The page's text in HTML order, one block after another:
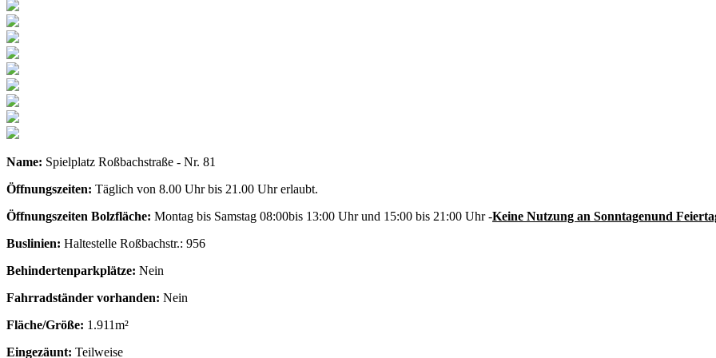
Name: Spielplatz Roßbachstraße - Nr. 81
Öffnungszeiten: Täglich von 8.00 Uhr bis 21.00 Uhr erlaubt.
Öffnungszeiten Bolzfläche: Montag bis Samstag 08:00bis 13:00 Uhr und 15:00 bis 21:00 Uhr -Keine Nutzung an Sonntagenund
Buslinien: Haltestelle Roßbachstr.: 956
Behindertenparkplätze: Nein
Fahrradständer vorhanden: Nein
Fläche/Größe: 1.911m²
Eingezäunt: Teilweise